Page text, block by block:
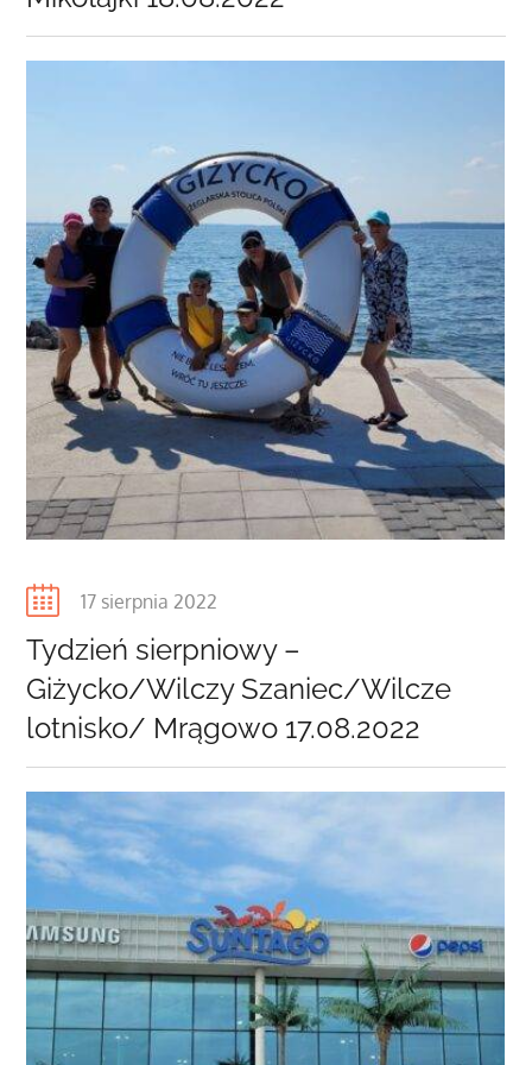
Posted
17 sierpnia 2022
Tydzień sierpniowy –
Giżycko/Wilczy Szaniec/Wilcze
lotnisko/ Mrągowo 17.08.2022